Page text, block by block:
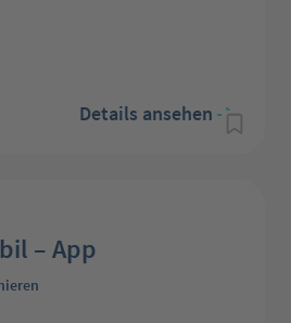
Details ansehen
– App